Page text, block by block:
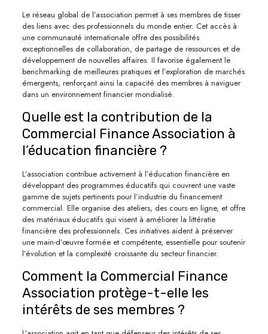
Le réseau global de l’association permet à ses membres de tisser
des liens avec des professionnels du monde entier. Cet accès à
une communauté internationale offre des possibilités
exceptionnelles de collaboration, de partage de ressources et de
développement de nouvelles affaires. Il favorise également le
benchmarking de meilleures pratiques et l’exploration de marchés
émergents, renforçant ainsi la capacité des membres à naviguer
dans un environnement financier mondialisé.
Quelle est la contribution de la
Commercial Finance Association à
l’éducation financière ?
L’association contribue activement à l’éducation financière en
développant des programmes éducatifs qui couvrent une vaste
gamme de sujets pertinents pour l’industrie du financement
commercial. Elle organise des ateliers, des cours en ligne, et offre
des matériaux éducatifs qui visent à améliorer la littératie
financière des professionnels. Ces initiatives aident à préserver
une main-d’œuvre formée et compétente, essentielle pour soutenir
l’évolution et la complexité croissante du secteur financier.
Comment la Commercial Finance
Association protège-t-elle les
intérêts de ses membres ?